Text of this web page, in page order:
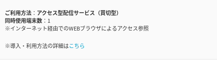
ご利用方法
アクセス型配信サービス（買切型）
同時使用端末数
1
※インターネット経由でのWEBブラウザによるアクセス参照
※導入・利用方法の詳細はこちら